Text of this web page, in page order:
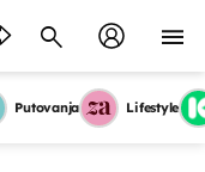
Putovanja Lifestyle